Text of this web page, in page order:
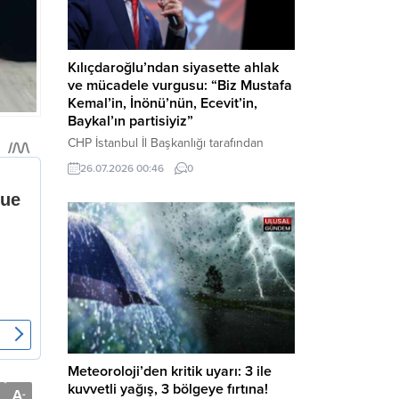
A-
Kılıçdaroğlu’ndan siyasette ahlak
ve mücadele vurgusu: “Biz Mustafa
Kemal’in, İnönü’nün, Ecevit’in,
Baykal’ın partisiyiz”
CHP İstanbul İl Başkanlığı tarafından
düzenlenen Üye Katılım Töreni’nde
konuşan Kemal Kılıçdaroğlu; partinin
beşli çetelerle mücadeleden Aile
Destekleri Sigortası’na kadar birçok kritik
konuda sert ve net mesajlar verdi. Haber
Merkezi – CHP Genel Başkanı Kemal
Kılıçdaroğlu, Rauf Denktaş Kültür
Merkezi’nde gerçekleştirilen ve yeni
üyelere rozetlerinin takıldığı...
26.07.2026 00:46 0
Meteoroloji’den kritik uyarı: 3 ile
kuvvetli yağış, 3 bölgeye fırtına!